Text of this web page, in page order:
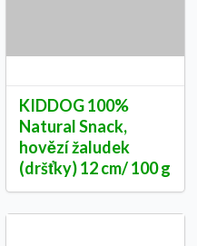
KIDDOG 100%
Natural Snack,
hovězí žaludek
(dršťky) 12 cm/ 100 g